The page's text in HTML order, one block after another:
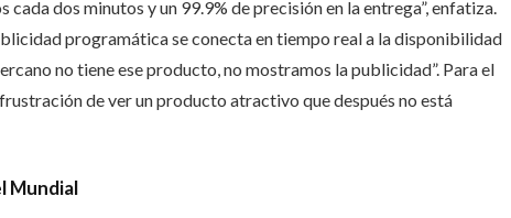
dos minutos y un 99.9% de precisión en la entrega”, enfatiza.
programática se conecta en tiempo real a la disponibilidad
no tiene ese producto, no mostramos la publicidad”. Para el
de ver un producto atractivo que después no está
Mundial